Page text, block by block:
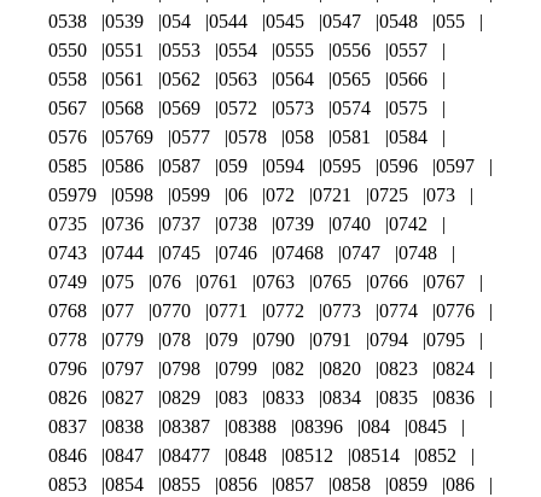
0538
0539 054 0544 0545 0547 0548
055
0550
0551 0553 0554 0555 0556
0557
0558
0561 0562 0563 0564 0565
0566
0567
0568 0569 0572 0573 0574
0575
0576
05769 0577 0578 058 0581
0584
0585
0586 0587 059 0594 0595 0596
0597
05979
0598 0599 06 072 0721 0725
073
0735
0736 0737 0738 0739 0740
0742
0743
0744 0745 0746 07468 0747
0748
0749
075 076 0761 0763 0765 0766
0767
0768
077 0770 0771 0772 0773 0774
0776
0778
0779 078 079 0790 0791 0794
0795
0796
0797 0798 0799 082 0820 0823
0824
0826
0827 0829 083 0833 0834 0835
0836
0837
0838 08387 08388 08396 084
0845
0846
0847 08477 0848 08512 08514
0852
0853
0854 0855 0856 0857 0858 0859
086